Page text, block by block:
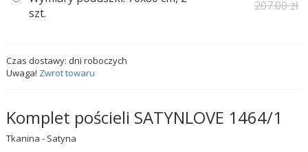
szt.
207.00 zł
Czas dostawy: dni roboczych
Uwaga! Zwrot towaru
Komplet pościeli SATYNLOVE 1464/1
Tkanina - Satyna